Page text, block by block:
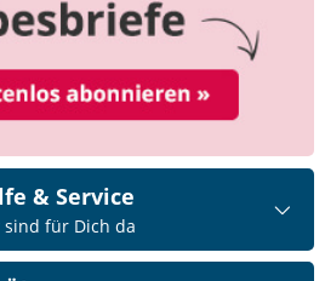
& Service
sind für Dich da